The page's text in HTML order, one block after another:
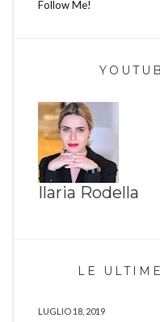
Follow Me!
Ilaria Rodella
LE
LUGLIO 18, 2019